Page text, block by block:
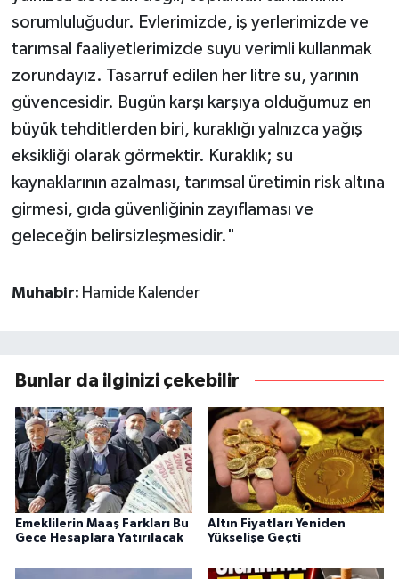
sorumluluğudur. Evlerimizde, iş yerlerimizde ve
tarımsal faaliyetlerimizde suyu verimli kullanmak
zorundayız. Tasarruf edilen her litre su, yarının
güvencesidir. Bugün karşı karşıya olduğumuz en
büyük tehditlerden biri, kuraklığı yalnızca yağış
eksikliği olarak görmektir. Kuraklık; su
kaynaklarının azalması, tarımsal üretimin risk altına
girmesi, gıda güvenliğinin zayıflaması ve
geleceğin belirsizleşmesidir."
Muhabir: Hamide Kalender
Bunlar da ilginizi çekebilir
Emeklilerin Maaş Farkları Bu
Gece Hesaplara Yatırılacak
Altın Fiyatları Yeniden
Yükselişe Geçti